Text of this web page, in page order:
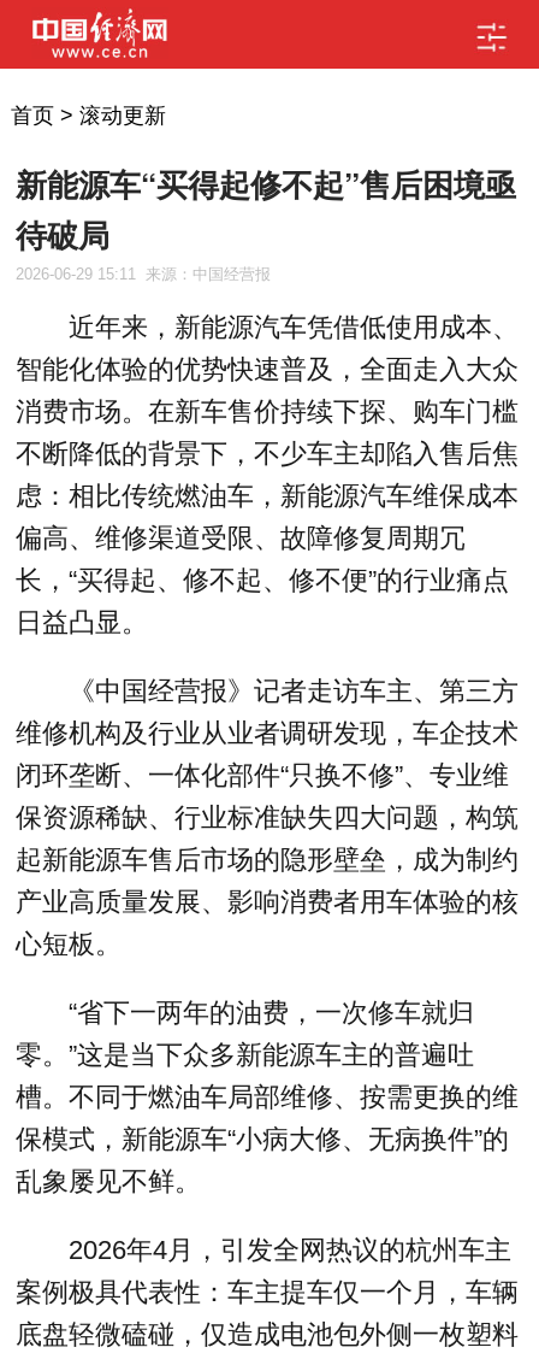
首页> 滚动更新
新能源车“买得起修不起”售后困境亟
待破局
2026-06-29 15:11 来源：中国经营报
近年来，新能源汽车凭借低使用成本、
智能化体验的优势快速普及，全面走入大众
消费市场。在新车售价持续下探、购车门槛
不断降低的背景下，不少车主却陷入售后焦
虑：相比传统燃油车，新能源汽车维保成本
偏高、维修渠道受限、故障修复周期冗
长，“买得起、修不起、修不便”的行业痛点
日益凸显。
《中国经营报》记者走访车主、第三方
维修机构及行业从业者调研发现，车企技术
闭环垄断、一体化部件“只换不修”、专业维
保资源稀缺、行业标准缺失四大问题，构筑
起新能源车售后市场的隐形壁垒，成为制约
产业高质量发展、影响消费者用车体验的核
心短板。
“省下一两年的油费，一次修车就归
零。”这是当下众多新能源车主的普遍吐
槽。不同于燃油车局部维修、按需更换的维
保模式，新能源车“小病大修、无病换件”的
乱象屡见不鲜。
2026年4月，引发全网热议的杭州车主
案例极具代表性：车主提车仅一个月，车辆
底盘轻微磕碰，仅造成电池包外侧一枚塑料